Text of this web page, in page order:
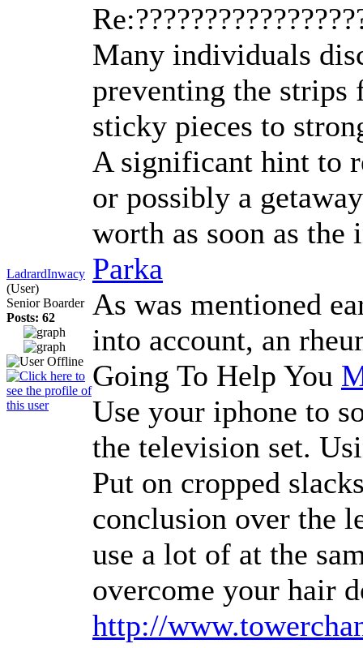
LadrardInwacy
(User)
Senior Boarder
Posts: 62
Many individuals
preventing the
sticky pieces to
A significant hint to
or possibly a
worth as soon as
Parka
As was mentioned
into account, an
Going To Help You
Use your iphone to
the television set.
Put on cropped
conclusion over the
use a lot of at the
overcome your hair
http://